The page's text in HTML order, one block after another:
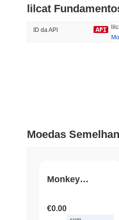
#329
lilcat
ID da API
Moedas
Monkeys Token
€0.00